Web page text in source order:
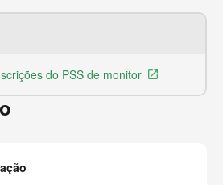
do PSS de monitor launch